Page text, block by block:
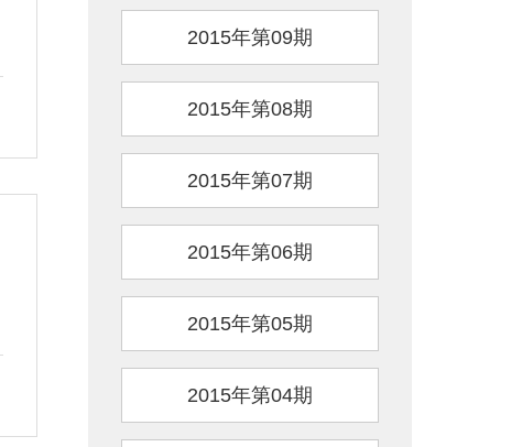
2015年第09期
2015年第08期
2015年第07期
2015年第06期
2015年第05期
2015年第04期